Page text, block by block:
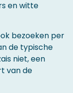
en witte
bezoeken per
de typische
niet, een
van de